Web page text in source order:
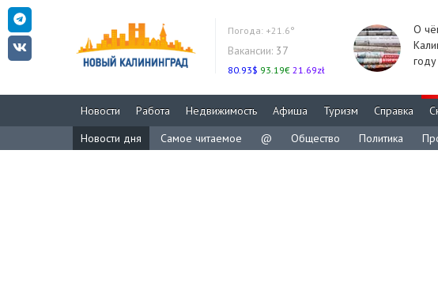
Погода: +21.6°
Вакансии: 37
80.93$ 93.19€ 21.69zł
О
году
Новости Работа Недвижимость Афиша Туризм Справка
Новости дня
Самое читаемое @ Общество Политика